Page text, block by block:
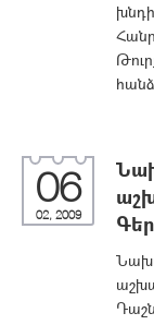
06
02, 2009